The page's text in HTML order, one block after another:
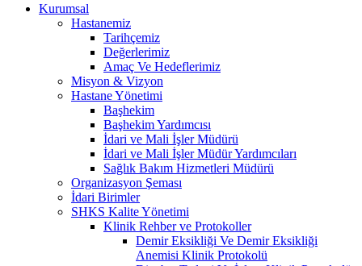
Kurumsal
Hastanemiz
Tarihçemiz
Değerlerimiz
Amaç Ve Hedeflerimiz
Misyon & Vizyon
Hastane Yönetimi
Başhekim
Başhekim Yardımcısı
İdari ve Mali İşler Müdürü
İdari ve Mali İşler Müdür Yardımcıları
Sağlık Bakım Hizmetleri Müdürü
Organizasyon Şeması
İdari Birimler
SHKS Kalite Yönetimi
Klinik Rehber ve Protokoller
Demir Eksikliği Ve Demir Eksikliği
Anemisi Klinik Protokolü